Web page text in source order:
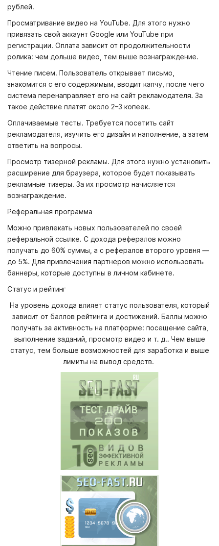
рублей.
Просматривание видео на YouTube. Для этого нужно
привязать свой аккаунт Google или YouTube при
регистрации. Оплата зависит от продолжительности
ролика: чем дольше видео, тем выше вознаграждение.
Чтение писем. Пользователь открывает письмо,
знакомится с его содержимым, вводит капчу, после чего
система перенаправляет его на сайт рекламодателя. За
такое действие платят около 2–3 копеек.
Оплачиваемые тесты. Требуется посетить сайт
рекламодателя, изучить его дизайн и наполнение, а затем
ответить на вопросы.
Просмотр тизерной рекламы. Для этого нужно установить
расширение для браузера, которое будет показывать
рекламные тизеры. За их просмотр начисляется
вознаграждение.
Реферальная программа
Можно привлекать новых пользователей по своей
реферальной ссылке. С дохода рефералов можно
получать до 60% суммы, а с рефералов второго уровня —
до 5%. Для привлечения партнёров можно использовать
баннеры, которые доступны в личном кабинете.
Статус и рейтинг
На уровень дохода влияет статус пользователя, который
зависит от баллов рейтинга и достижений. Баллы можно
получать за активность на платформе: посещение сайта,
выполнение заданий, просмотр видео и т. д.. Чем выше
статус, тем больше возможностей для заработка и выше
лимиты на вывод средств.